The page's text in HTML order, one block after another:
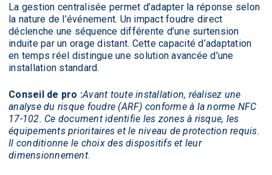
La gestion centralisée permet d’adapter la réponse selon
la nature de l’événement. Un impact foudre direct
déclenche une séquence différente d’une surtension
induite par un orage distant. Cette capacité d’adaptation
en temps réel distingue une solution avancée d’une
installation standard.
Conseil de pro :Avant toute installation, réalisez une
analyse du risque foudre (ARF) conforme à la norme NFC
17-102. Ce document identifie les zones à risque, les
équipements prioritaires et le niveau de protection requis.
Il conditionne le choix des dispositifs et leur
dimensionnement.